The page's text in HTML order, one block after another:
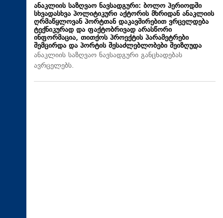
ანაკლიის საზღვაო ნავსადგური: ბოლო პერიოდში
სხვადასხვა პოლიტიკური აქტორის მხრიდან ანაკლიის
ღრმაწყლოვან პორტთან დაკავშირებით ვრცელდება
ტექნიკურად და ფაქტობრივად არასწორი
ინფორმაცია, თითქოს პროექტის პარამეტრები
შემცირდა და პორტის შესაძლებლობები შეიზღუდა
ანაკლიის საზღვაო ნავსადგური განცხადებას
ავრცელებს.